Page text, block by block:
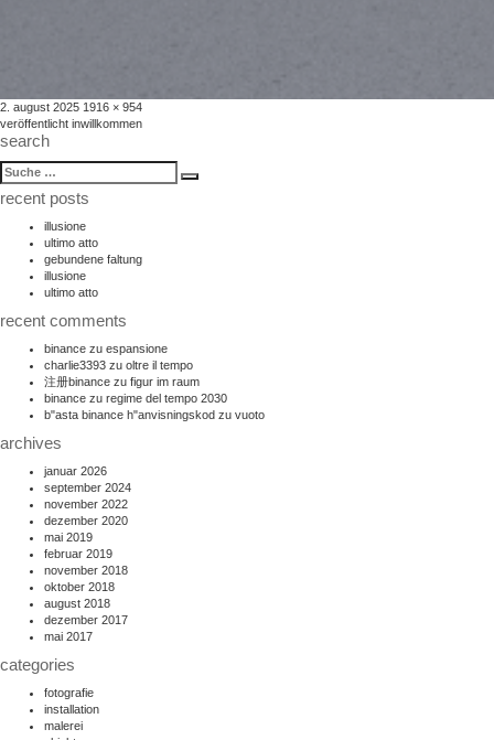
veröffentlicht
am
2. august 2025 volle
größe
1916 × 954
beitragsnavigation
veröffentlicht inwillkommen
search
suche
nach:
Suche
recent posts
illusione
ultimo atto
gebundene faltung
illusione
ultimo atto
recent comments
binance zu espansione
charlie3393 zu oltre il tempo
注册binance zu figur im raum
binance zu regime del tempo 2030
b"asta binance h"anvisningskod zu vuoto
archives
januar 2026
september 2024
november 2022
dezember 2020
mai 2019
februar 2019
november 2018
oktober 2018
august 2018
dezember 2017
mai 2017
categories
fotografie
installation
malerei